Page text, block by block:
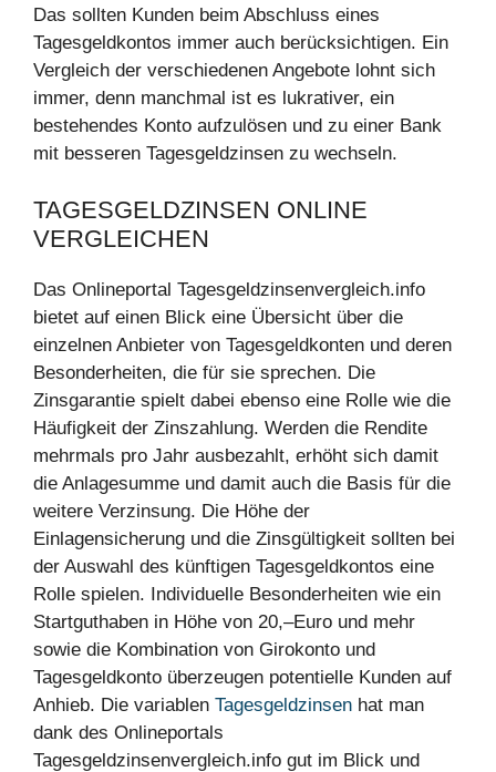
Das sollten Kunden beim Abschluss eines
Tagesgeldkontos immer auch berücksichtigen. Ein
Vergleich der verschiedenen Angebote lohnt sich
immer, denn manchmal ist es lukrativer, ein
bestehendes Konto aufzulösen und zu einer Bank
mit besseren Tagesgeldzinsen zu wechseln.
TAGESGELDZINSEN ONLINE
VERGLEICHEN
Das Onlineportal Tagesgeldzinsenvergleich.info
bietet auf einen Blick eine Übersicht über die
einzelnen Anbieter von Tagesgeldkonten und deren
Besonderheiten, die für sie sprechen. Die
Zinsgarantie spielt dabei ebenso eine Rolle wie die
Häufigkeit der Zinszahlung. Werden die Rendite
mehrmals pro Jahr ausbezahlt, erhöht sich damit
die Anlagesumme und damit auch die Basis für die
weitere Verzinsung. Die Höhe der
Einlagensicherung und die Zinsgültigkeit sollten bei
der Auswahl des künftigen Tagesgeldkontos eine
Rolle spielen. Individuelle Besonderheiten wie ein
Startguthaben in Höhe von 20,–Euro und mehr
sowie die Kombination von Girokonto und
Tagesgeldkonto überzeugen potentielle Kunden auf
Anhieb. Die variablen Tagesgeldzinsen hat man
dank des Onlineportals
Tagesgeldzinsenvergleich.info gut im Blick und